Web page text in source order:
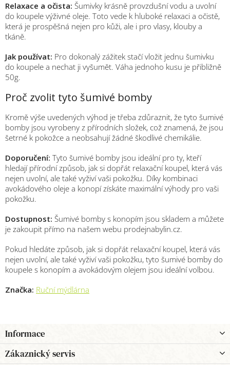
Relaxace a očista: Šumivky krásně provzdušní vodu a uvolní
do koupele výživné oleje. Toto vede k hluboké relaxaci a očistě,
která je prospěšná nejen pro kůži, ale i pro vlasy, klouby a
tkáně.
Jak používat: Pro dokonalý zážitek stačí vložit jednu šumivku
do koupele a nechat ji vyšumět. Váha jednoho kusu je přibližně
50g.
Proč zvolit tyto šumivé bomby
Kromě výše uvedených výhod je třeba zdůraznit, že tyto šumivé
bomby jsou vyrobeny z přírodních složek, což znamená, že jsou
šetrné k pokožce a neobsahují žádné škodlivé chemikálie.
Doporučení: Tyto šumivé bomby jsou ideální pro ty, kteří
hledají přírodní způsob, jak si dopřát relaxační koupel, která vás
nejen uvolní, ale také vyživí vaši pokožku. Díky kombinaci
avokádového oleje a konopí získáte maximální výhody pro vaši
pokožku.
Dostupnost: Šumivé bomby s konopím jsou skladem a můžete
je zakoupit přímo na našem webu prodejnabylin.cz.
Pokud hledáte způsob, jak si dopřát relaxační koupel, která vás
nejen uvolní, ale také vyživí vaši pokožku, tyto šumivé bomby do
koupele s konopím a avokádovým olejem jsou ideální volbou.
Značka: Ruční mýdlárna
á
p
Informace
Zákaznický servis